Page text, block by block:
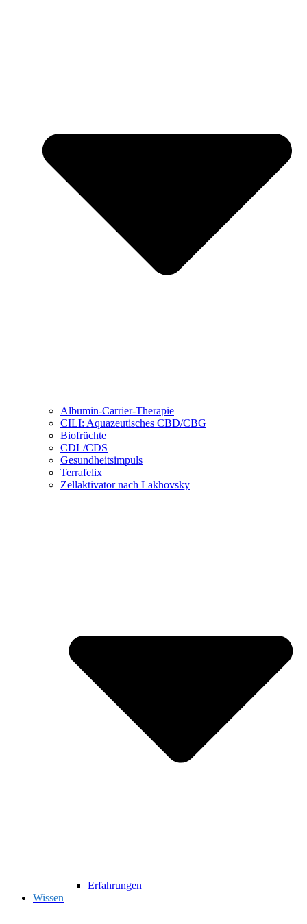
Albumin-Carrier-Therapie
CILI: Aquazeutisches CBD/CBG
Biofrüchte
CDL/CDS
Gesundheitsimpuls
Terrafelix
Zellaktivator nach Lakhovsky
Erfahrungen
Wissen